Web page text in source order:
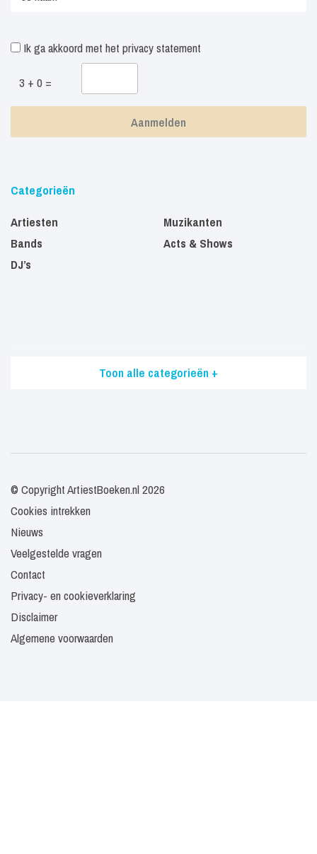
Ik ga akkoord met het privacy statement
3 + 0 =
Categorieën
Artiesten
Bands
DJ’s
Muzikanten
Acts & Shows
Toon alle categorieën +
© Copyright ArtiestBoeken.nl 2026
Cookies intrekken
Nieuws
Veelgestelde vragen
Contact
Privacy- en cookieverklaring
Disclaimer
Algemene voorwaarden